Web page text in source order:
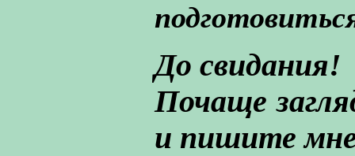
До свидания!
Почаще
и пишите